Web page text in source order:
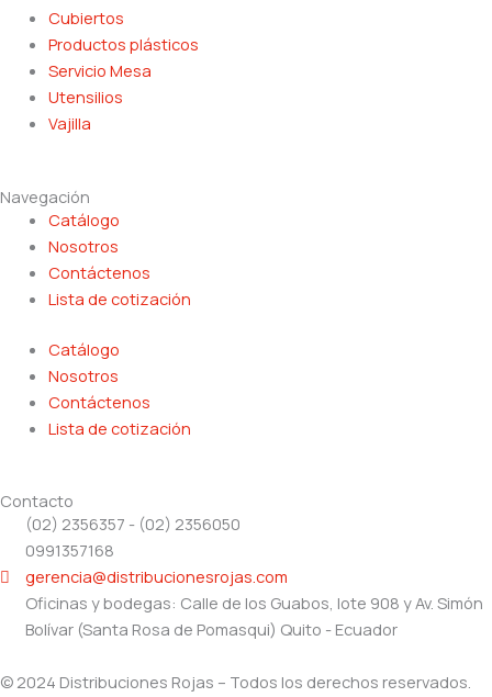
Cubiertos
Productos plásticos
Servicio Mesa
Utensilios
Vajilla
Navegación
Catálogo
Nosotros
Contáctenos
Lista de cotización
Catálogo
Nosotros
Contáctenos
Lista de cotización
Contacto
(02) 2356357 - (02) 2356050
0991357168
gerencia@distribucionesrojas.com
Oficinas y bodegas: Calle de los Guabos, lote 908 y Av. Simón
Bolívar (Santa Rosa de Pomasqui) Quito - Ecuador
© 2024 Distribuciones Rojas – Todos los derechos reservados.